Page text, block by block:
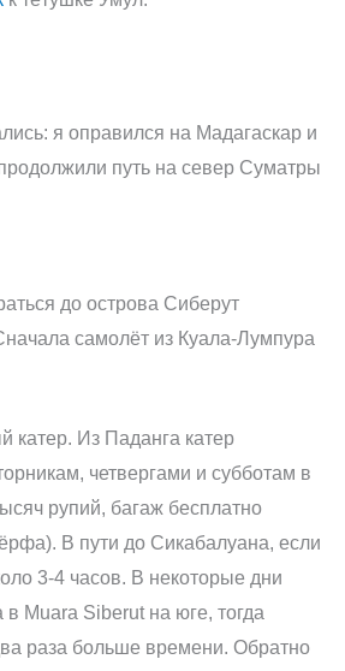
я оправился на Мадагаскар и
путь на север Суматры
до острова Сиберут
самолёт из Куала-Лумпура
катер. Из Паданга катер
четвергами и субботам в
рупий, багаж бесплатно
В пути до Сикабалуана, если
3-4 часов. В некоторые дни
в Muara Siberut на юге, тогда
раза больше времени. Обратно